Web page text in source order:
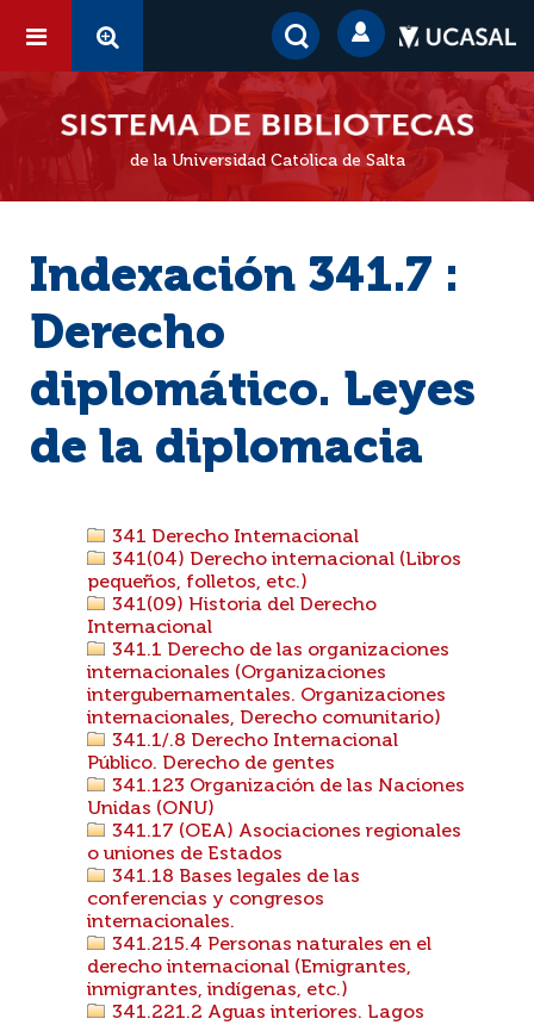
de la Universidad Católica de Salta
Indexación 341.7 :
Derecho
diplomático. Leyes
de la diplomacia
341 Derecho Internacional
341(04) Derecho internacional (Libros
pequeños, folletos, etc.)
341(09) Historia del Derecho
Internacional
341.1 Derecho de las organizaciones
internacionales (Organizaciones
intergubernamentales. Organizaciones
internacionales, Derecho comunitario)
341.1/.8 Derecho Internacional
Público. Derecho de gentes
341.123 Organización de las Naciones
Unidas (ONU)
341.17 (OEA) Asociaciones regionales
o uniones de Estados
341.18 Bases legales de las
conferencias y congresos
internacionales.
341.215.4 Personas naturales en el
derecho internacional (Emigrantes,
inmigrantes, indígenas, etc.)
341.221.2 Aguas interiores. Lagos